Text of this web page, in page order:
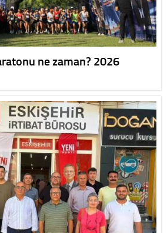
ne zaman? 2026